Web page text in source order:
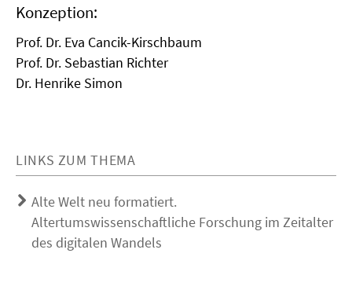
Konzeption:
Prof. Dr. Eva Cancik-Kirschbaum
Prof. Dr. Sebastian Richter
Dr. Henrike Simon
LINKS ZUM THEMA
Alte Welt neu formatiert.
Altertumswissenschaftliche Forschung im Zeitalter
des digitalen Wandels